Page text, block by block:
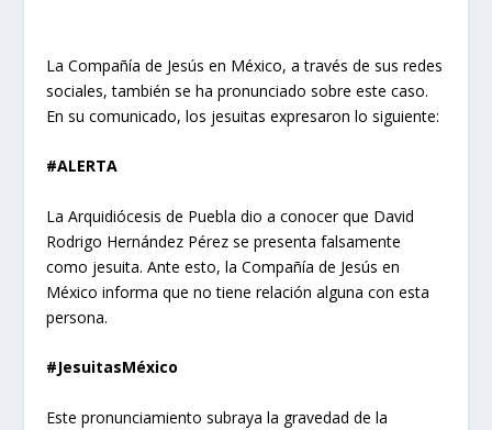
La Compañía de Jesús en México, a través de sus redes
sociales, también se ha pronunciado sobre este caso.
En su comunicado, los jesuitas expresaron lo siguiente:
#ALERTA
La Arquidiócesis de Puebla dio a conocer que David
Rodrigo Hernández Pérez se presenta falsamente
como jesuita. Ante esto, la Compañía de Jesús en
México informa que no tiene relación alguna con esta
persona.
#JesuitasMéxico
Este pronunciamiento subraya la gravedad de la